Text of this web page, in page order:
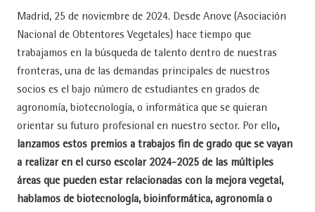
Madrid, 25 de noviembre de 2024. Desde Anove (Asociación
Nacional de Obtentores Vegetales) hace tiempo que
trabajamos en la búsqueda de talento dentro de nuestras
fronteras, una de las demandas principales de nuestros
socios es el bajo número de estudiantes en grados de
agronomía, biotecnología, o informática que se quieran
orientar su futuro profesional en nuestro sector. Por ello,
lanzamos estos premios a trabajos fin de grado que se vayan
a realizar en el curso escolar 2024-2025 de las múltiples
áreas que pueden estar relacionadas con la mejora vegetal,
hablamos de biotecnología, bioinformática, agronomía o